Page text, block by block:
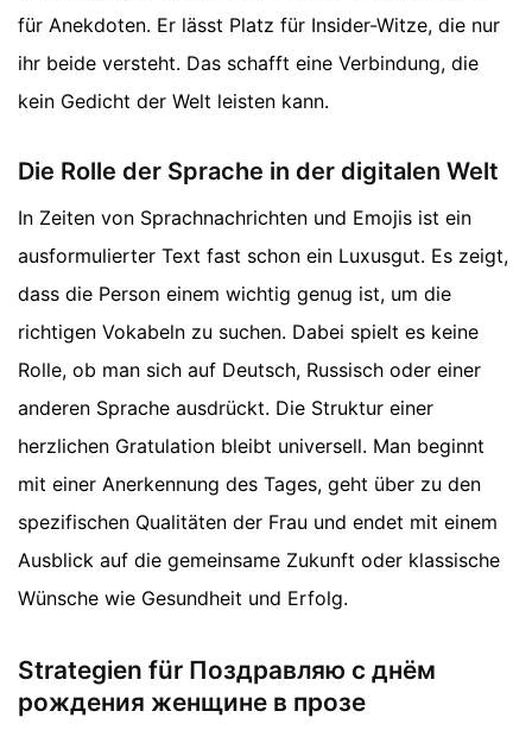
für Anekdoten. Er lässt Platz für Insider-Witze, die nur
ihr beide versteht. Das schafft eine Verbindung, die
kein Gedicht der Welt leisten kann.
Die Rolle der Sprache in der digitalen Welt
In Zeiten von Sprachnachrichten und Emojis ist ein
ausformulierter Text fast schon ein Luxusgut. Es zeigt,
dass die Person einem wichtig genug ist, um die
richtigen Vokabeln zu suchen. Dabei spielt es keine
Rolle, ob man sich auf Deutsch, Russisch oder einer
anderen Sprache ausdrückt. Die Struktur einer
herzlichen Gratulation bleibt universell. Man beginnt
mit einer Anerkennung des Tages, geht über zu den
spezifischen Qualitäten der Frau und endet mit einem
Ausblick auf die gemeinsame Zukunft oder klassische
Wünsche wie Gesundheit und Erfolg.
Strategien für Поздравляю с днём
рождения женщине в прозе